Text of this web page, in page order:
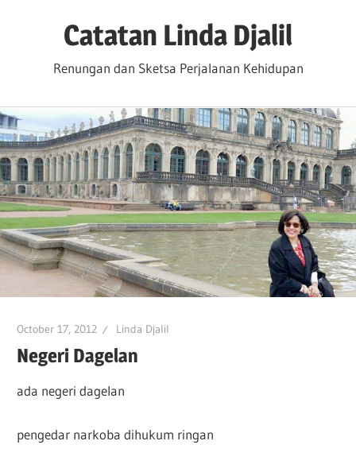
Catatan Linda Djalil
Renungan dan Sketsa Perjalanan Kehidupan
October 17, 2012 Linda Djalil
Negeri Dagelan
ada negeri dagelan
pengedar narkoba dihukum ringan